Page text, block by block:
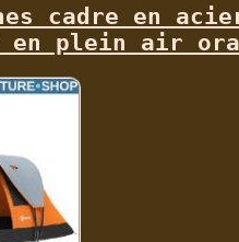
cadre en
en plein air